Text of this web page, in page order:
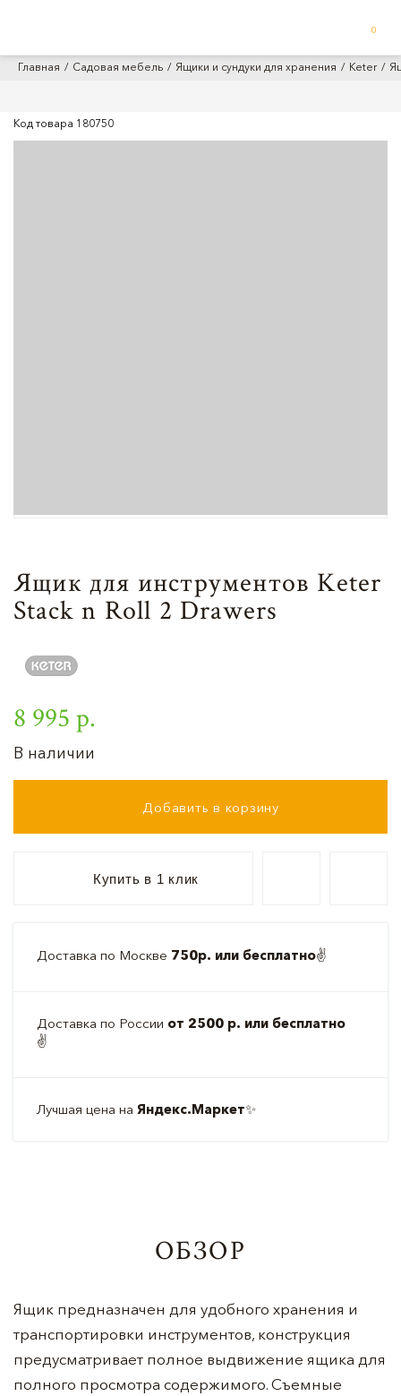
0
Главная Садовая мебель Ящики и сундуки для хранения Keter
Код товара 180750
Ящик для инструментов Keter
Stack n Roll 2 Drawers
8 995 р.
В наличии
Добавить в корзину
Купить в 1 клик
Доставка по Москве 750р. или бесплатно✌️
Доставка по России от 2500 р. или бесплатно
✌️
Лучшая цена на Яндекс.Маркет✨
ОБЗОР
Ящик предназначен для удобного хранения и
транспортировки инструментов, конструкция
предусматривает полное выдвижение ящика для
полного просмотра содержимого. Съемные